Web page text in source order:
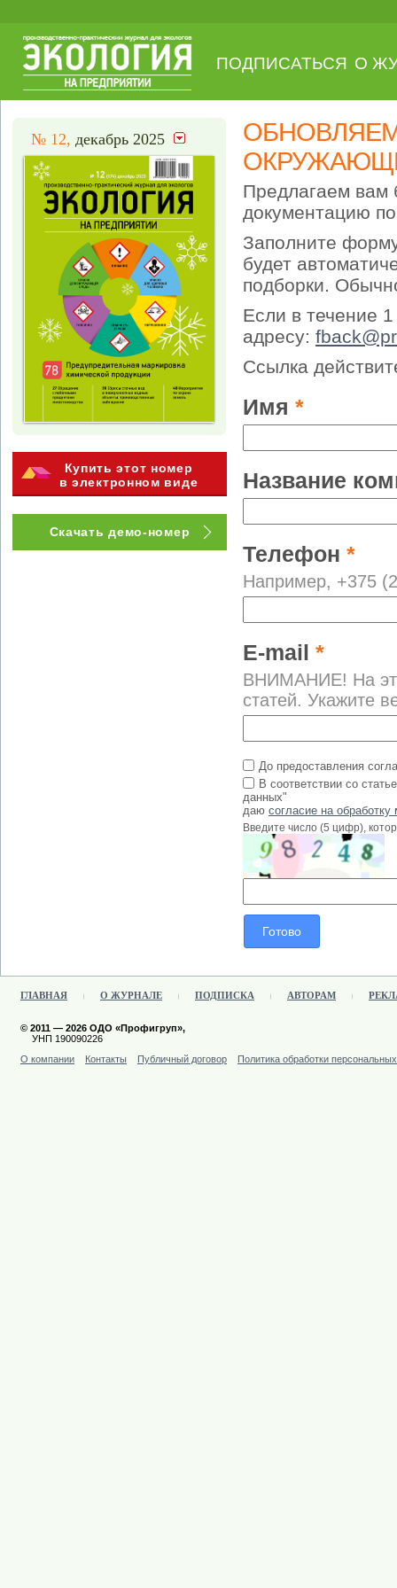
ПОДПИСАТЬСЯ О
№ 12, декабрь 2025
Купить этот номер
в электронном виде
Скачать демо-номер
Предлагаем вам
документацию
Заполните
будет
подборки.
Если в течение
адресу:
Ссылка
Имя *
Название
Телефон *
Например, +375
E-mail *
ВНИМАНИЕ! На
статей. Укажите
До предоставления
В соответствии со
данных"
даю согласие на
Введите число (5 цифр),
ГЛАВНАЯ О ЖУРНАЛЕ ПОДПИСКА АВТОРАМ
© 2011 — 2026 ОДО «Профигруп»,
УНП 190090226
О компании
Контакты Публичный договор Политика обработки